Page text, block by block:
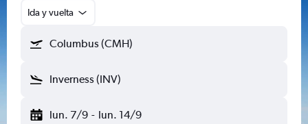
Ida y vuelta
Columbus (CMH)
Inverness (INV)
lun. 7/9 - lun. 14/9